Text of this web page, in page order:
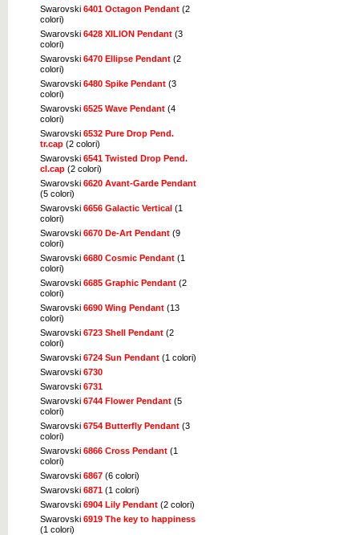
Swarovski 6401 Octagon Pendant (2
colori)
Swarovski 6428 XILION Pendant (3
colori)
Swarovski 6470 Ellipse Pendant (2
colori)
Swarovski 6480 Spike Pendant (3
colori)
Swarovski 6525 Wave Pendant (4
colori)
Swarovski 6532 Pure Drop Pend.
tr.cap (2 colori)
Swarovski 6541 Twisted Drop Pend.
cl.cap (2 colori)
Swarovski 6620 Avant-Garde Pendant
(5 colori)
Swarovski 6656 Galactic Vertical (1
colori)
Swarovski 6670 De-Art Pendant (9
colori)
Swarovski 6680 Cosmic Pendant (1
colori)
Swarovski 6685 Graphic Pendant (2
colori)
Swarovski 6690 Wing Pendant (13
colori)
Swarovski 6723 Shell Pendant (2
colori)
Swarovski 6724 Sun Pendant (1 colori)
Swarovski 6730
Swarovski 6731
Swarovski 6744 Flower Pendant (5
colori)
Swarovski 6754 Butterfly Pendant (3
colori)
Swarovski 6866 Cross Pendant (1
colori)
Swarovski 6867 (6 colori)
Swarovski 6871 (1 colori)
Swarovski 6904 Lily Pendant (2 colori)
Swarovski 6919 The key to happiness
(1 colori)